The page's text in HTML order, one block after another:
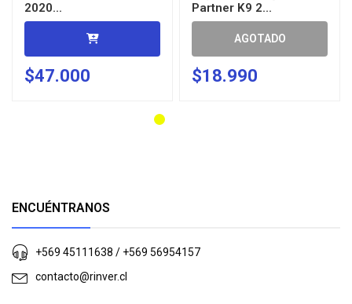
2020...
$47.000
Partner K9 2...
AGOTADO
$18.990
ENCUÉNTRANOS
+569 45111638 / +569 56954157
contacto@rinver.cl